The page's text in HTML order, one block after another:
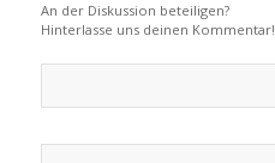
An der Diskussion beteiligen?
Hinterlasse uns deinen Kommentar!